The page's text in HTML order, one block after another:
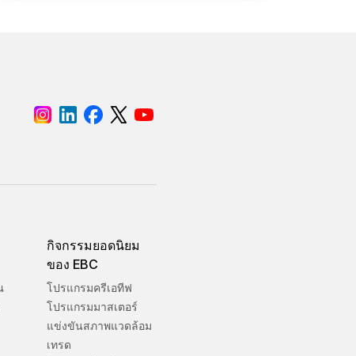
กิจกรรมยอดนิยม
ของ EBC
โปรแกรมครีเอทีฟ
โปรแกรมมาสเตอร์
แข่งขันสภาพแวดล้อม
เทรด